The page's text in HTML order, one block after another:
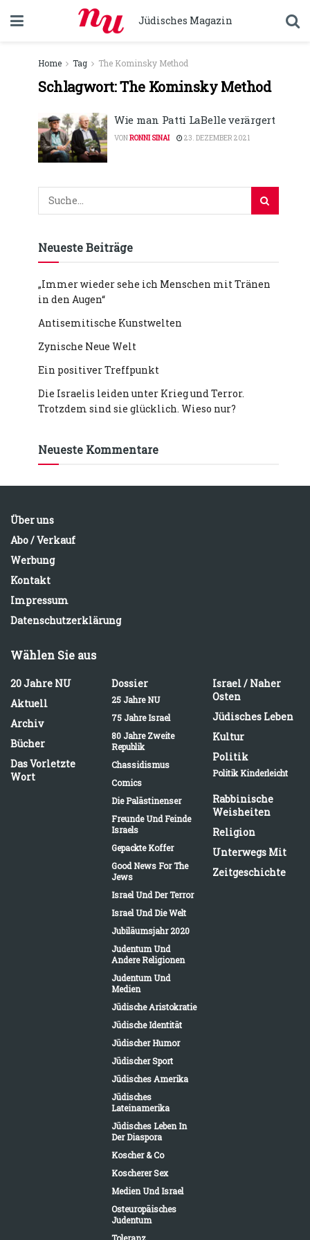
Jüdisches Magazin
Home Tag The Kominsky Method
Schlagwort:The Kominsky Method
Wie man Patti LaBelle verärgert
VONRONNI SINAI 23. DEZEMBER 2021
Neueste Beiträge
„Immer wieder sehe ich Menschen mit Tränen
in den Augen“
Antisemitische Kunstwelten
Zynische Neue Welt
Ein positiver Treffpunkt
Die Israelis leiden unter Krieg und Terror.
Trotzdem sind sie glücklich. Wieso nur?
Neueste Kommentare
Über uns
Abo / Verkauf
Werbung
Kontakt
Impressum
Datenschutzerklärung
Wählen Sie aus
20 Jahre NU
Aktuell
Archiv
Bücher
Das Vorletzte
Wort
Dossier
25 Jahre NU
75 Jahre Israel
80 Jahre Zweite
Republik
Chassidismus
Comics
Die Palästinenser
Freunde Und Feinde
Israels
Gepackte Koffer
Good News For The
Jews
Israel Und Der Terror
Israel Und Die Welt
Jubiläumsjahr 2020
Judentum Und
Andere Religionen
Judentum Und
Medien
Jüdische Aristokratie
Jüdische Identität
Jüdischer Humor
Jüdischer Sport
Jüdisches Amerika
Jüdisches
Lateinamerika
Jüdisches Leben In
Der Diaspora
Koscher & Co
Koscherer Sex
Medien Und Israel
Osteuropäisches
Judentum
Toleranz
Israel / Naher
Osten
Jüdisches Leben
Kultur
Politik
Politik Kinderleicht
Rabbinische
Weisheiten
Religion
Unterwegs Mit
Zeitgeschichte